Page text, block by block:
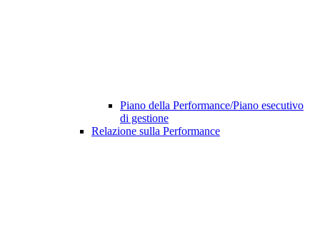
Piano della Performance/Piano esecutivo
di gestione
Relazione sulla Performance